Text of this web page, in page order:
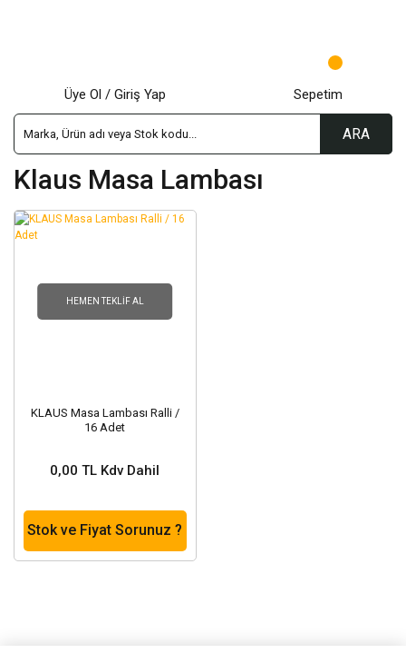
ARA
Üye Ol / Giriş Yap Sepetim
Klaus Masa Lambası
HEMEN TEKLIF AL
KLAUS Masa Lambası Ralli /
16 Adet
0,00 TL Kdv Dahil
Stok ve Fiyat Sorunuz ?